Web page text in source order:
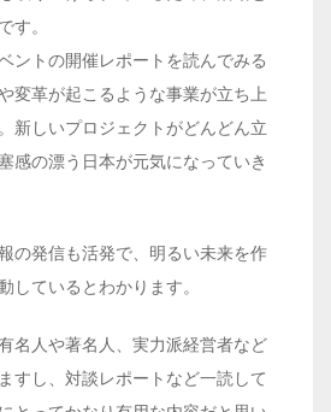
す。
ントの開催レポートを読んでみる
変革が起こるような事業が立ち上
新しいプロジェクトがどんどん立
感の漂う日本が元気になっていき
の発信も活発で、明るい未来を作
しているとわかります。
名人や著名人、実力派経営者など
すし、対談レポートなど一読して